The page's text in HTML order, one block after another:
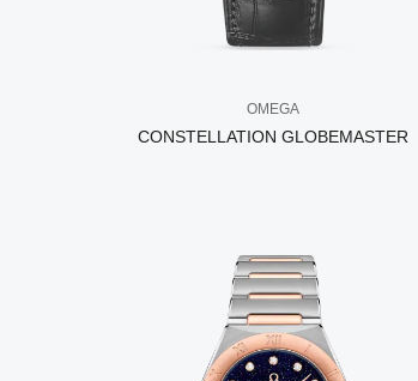
OMEGA
CONSTELLATION GLOBEMASTER